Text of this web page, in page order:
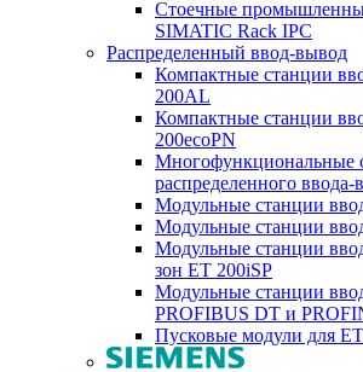
Стоечные
SIMATIC Rack IPC
Распределенный ввод-вывод
Компактные станции
200AL
Компактные станции
200ecoPN
Многофункциональные
распределенного
Модульные станции
Модульные станции
Модульные станции
зон ET 200iSP
Модульные станции
PROFIBUS DT и
Пусковые модули для